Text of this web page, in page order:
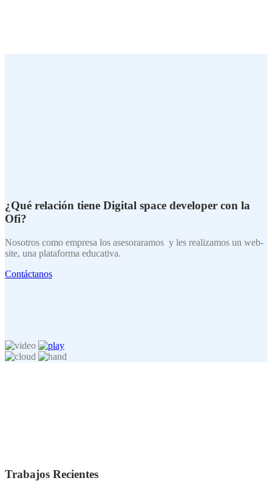
¿Qué relación tiene Digital space developer con la
Ofi?
Nosotros como empresa los asesoraramos y les realizamos un web-
site, una plataforma educativa.
Contáctanos
Trabajos Recientes